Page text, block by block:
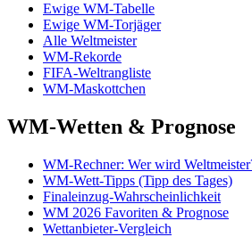
Ewige WM-Tabelle
Ewige WM-Torjäger
Alle Weltmeister
WM-Rekorde
FIFA-Weltrangliste
WM-Maskottchen
WM-Wetten & Prognose
WM-Rechner: Wer wird
WM-Wett-Tipps (Tipp des Tages)
Finaleinzug-Wahrscheinlichkeit
WM 2026 Favoriten & Prognose
Wettanbieter-Vergleich